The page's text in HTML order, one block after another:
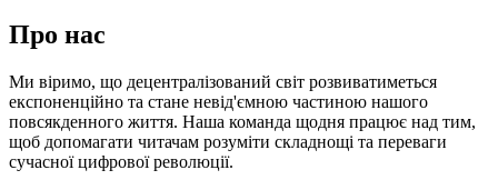
Про нас
Ми віримо, що децентралізований світ розвиватиметься
експоненційно та стане невід'ємною частиною нашого
повсякденного життя. Наша команда щодня працює над тим,
щоб допомагати читачам розуміти складнощі та переваги
сучасної цифрової революції.